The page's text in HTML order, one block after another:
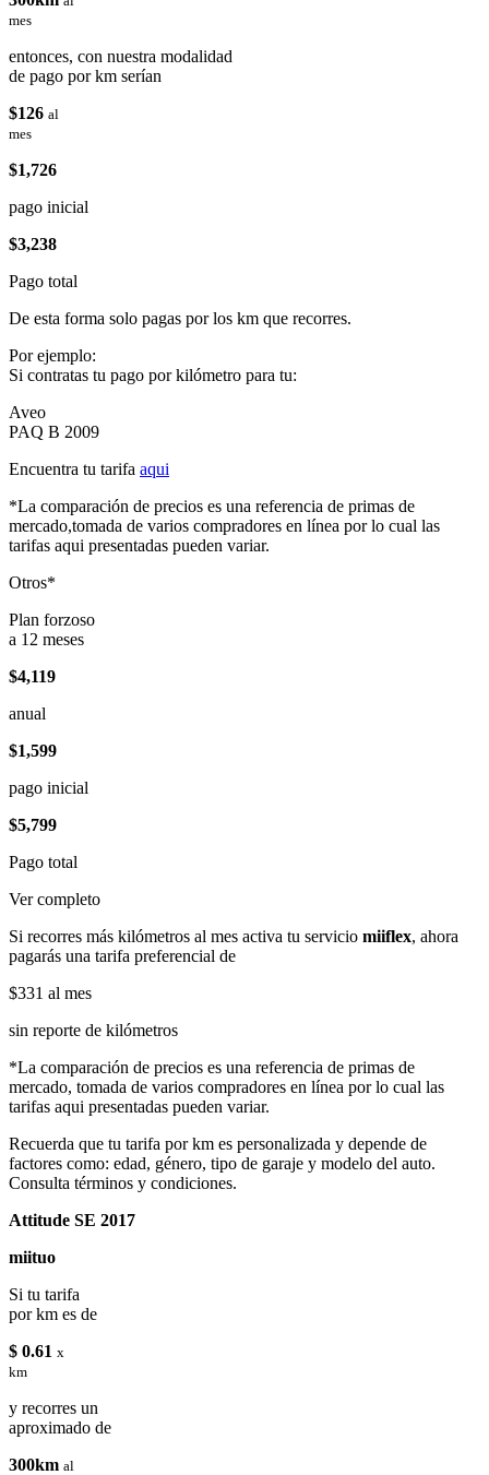
mes
entonces, con nuestra modalidad
de pago por km serían
$126 al
mes
$1,726
pago inicial
$3,238
Pago total
De esta forma solo pagas por los km que recorres.
Por ejemplo:
Si contratas tu pago por kilómetro para tu:
Aveo
PAQ B 2009
Encuentra tu tarifa aqui
*La comparación de precios es una referencia de primas de
mercado,tomada de varios compradores en línea por lo cual las
tarifas aqui presentadas pueden variar.
Otros*
Plan forzoso
a 12 meses
$4,119
anual
$1,599
pago inicial
$5,799
Pago total
Ver completo
Si recorres más kilómetros al mes activa tu servicio miiflex, ahora
pagarás una tarifa preferencial de
$331 al mes
sin reporte de kilómetros
*La comparación de precios es una referencia de primas de
mercado, tomada de varios compradores en línea por lo cual las
tarifas aqui presentadas pueden variar.
Recuerda que tu tarifa por km es personalizada y depende de
factores como: edad, género, tipo de garaje y modelo del auto.
Consulta términos y condiciones.
Attitude SE 2017
miituo
Si tu tarifa
por km es de
$ 0.61 x
km
y recorres un
aproximado de
300km al